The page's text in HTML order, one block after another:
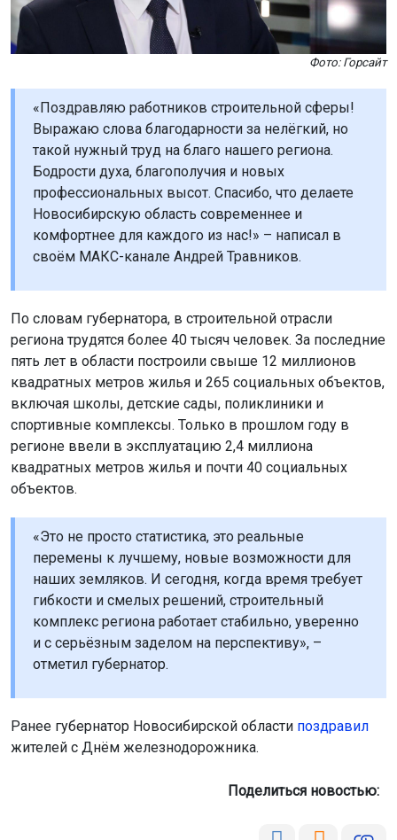
Фото: Горсайт
«Поздравляю работников строительной сферы!
Выражаю слова благодарности за нелёгкий, но
такой нужный труд на благо нашего региона.
Бодрости духа, благополучия и новых
профессиональных высот. Спасибо, что делаете
Новосибирскую область современнее и
комфортнее для каждого из нас!» – написал в
своём МАКС-канале Андрей Травников.
По словам губернатора, в строительной отрасли
региона трудятся более 40 тысяч человек. За последние
пять лет в области построили свыше 12 миллионов
квадратных метров жилья и 265 социальных объектов,
включая школы, детские сады, поликлиники и
спортивные комплексы. Только в прошлом году в
регионе ввели в эксплуатацию 2,4 миллиона
квадратных метров жилья и почти 40 социальных
объектов.
«Это не просто статистика, это реальные
перемены к лучшему, новые возможности для
наших земляков. И сегодня, когда время требует
гибкости и смелых решений, строительный
комплекс региона работает стабильно, уверенно
и с серьёзным заделом на перспективу», –
отметил губернатор.
Ранее губернатор Новосибирской области поздравил
жителей с Днём железнодорожника.
Поделиться новостью: